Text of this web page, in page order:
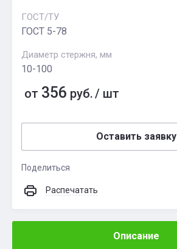
ГОСТ/ТУ
ГОСТ 5-78
Диаметр стержня, мм
10-100
от 356 руб./ шт
Оставить заявку
Поделиться
Распечатать
Описание